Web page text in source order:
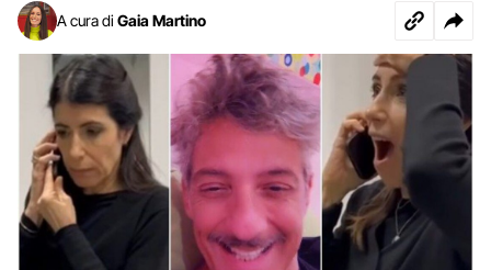
A cura di Gaia Martino